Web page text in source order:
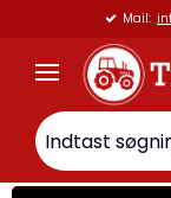
Mail: